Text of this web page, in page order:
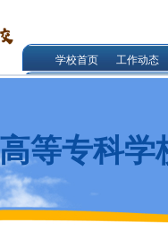
学校首页 工作动态
等专科学